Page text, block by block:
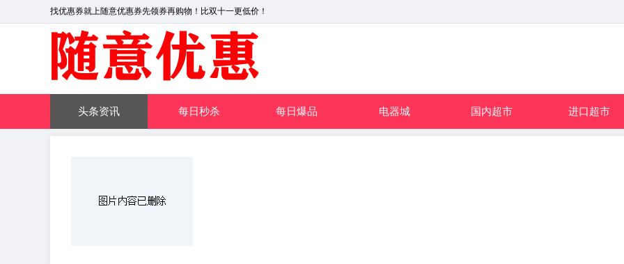
找优惠券就上随意优惠券先领券再购物！比双十一更低价！
头条资讯 每日秒杀 每日爆品 电器城 国内超市 进口超市